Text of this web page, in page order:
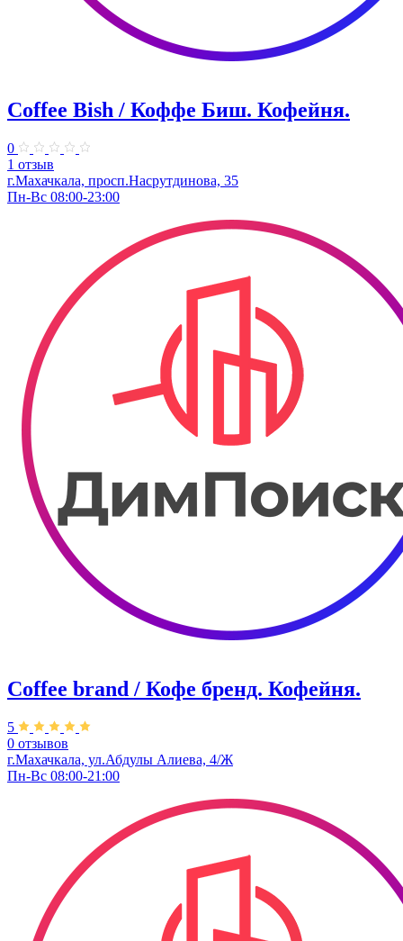
Coffee Bish / Коффе Биш. Кофейня.
0
1 отзыв
г.Махачкала, просп.Насрутдинова, 35
Пн-Вс 08:00-23:00
Coffee brand / Кофе бренд. Кофейня.
5
0 отзывов
г.Махачкала, ​ул.Абдулы Алиева, 4/Ж
Пн-Вс 08:00-21:00